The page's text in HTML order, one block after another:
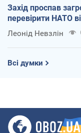
Захід проспав
перевірити НАТО
Леонід Невзлін
Всі думки